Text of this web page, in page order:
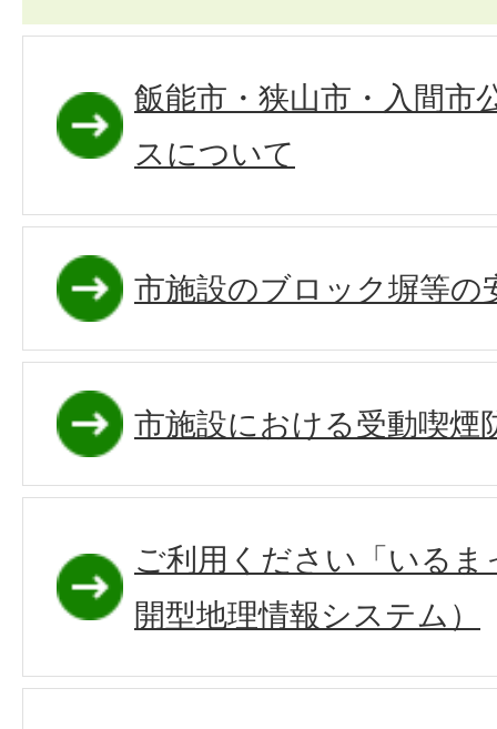
飯能市・狭山市・入間市
スについて
市施設のブロック塀等の
市施設における受動喫煙
ご利用ください「いるま
開型地理情報システム）